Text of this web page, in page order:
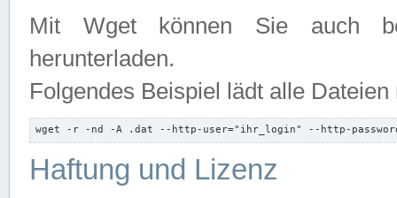
Mit Wget können Sie auch
herunterladen.
Folgendes Beispiel lädt alle
wget -r -nd -A .dat --http-user="ihr_login" --http-
Haftung und Lizenz